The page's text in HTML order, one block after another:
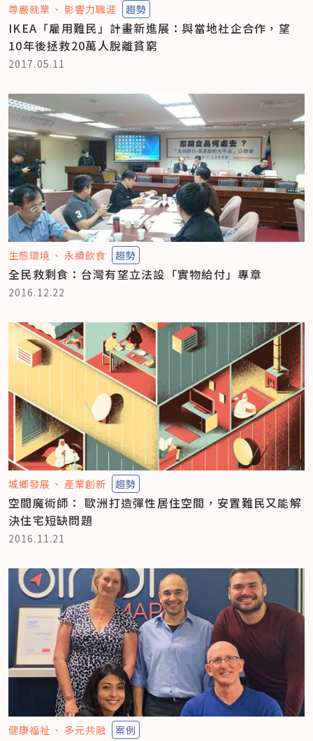
尊嚴就業 影響力職涯 趨勢
IKEA「雇用難民」計畫新進展：與當地社企合作，望
10年後拯救20萬人脫離貧窮
2017.05.11
生態環境 永續飲食 趨勢
全民救剩食：台灣有望立法設「實物給付」專章
2016.12.22
城鄉發展 產業創新 趨勢
空間魔術師： 歐洲打造彈性居住空間，安置難民又能解
決住宅短缺問題
2016.11.21
健康福祉 多元共融 案例